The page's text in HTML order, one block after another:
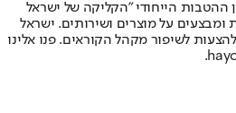
ההטבות הייחודי "הקליקה של ישראל
ומבצעים על מוצרים ושירותים. ישראל
לשיפור מקהל הקוראים. פנו אלינו